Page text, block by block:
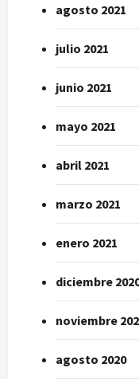
agosto 2021
julio 2021
junio 2021
mayo 2021
abril 2021
marzo 2021
enero 2021
diciembre
noviembre
agosto 2020